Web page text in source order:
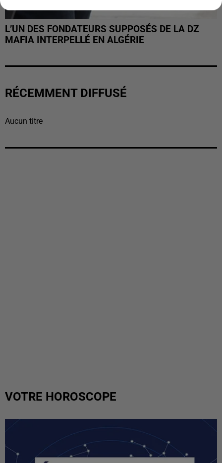
L’UN DES FONDATEURS SUPPOSÉS DE LA DZ
MAFIA INTERPELLÉ EN ALGÉRIE
RÉCEMMENT DIFFUSÉ
Aucun titre
VOTRE HOROSCOPE